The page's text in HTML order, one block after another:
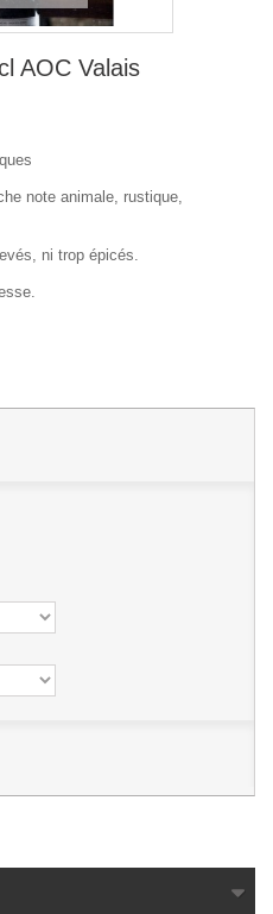
AOC Valais
note animale, rustique,
ni trop épicés.